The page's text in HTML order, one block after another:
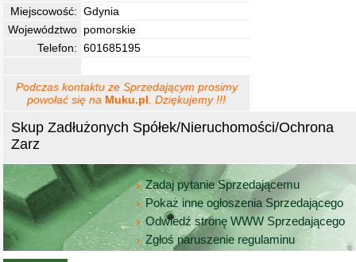
Skup Zadłużonych Spółek/Nieruchomości/Ochrona
Zarz
Zadaj pytanie Sprzedającemu
Pokaż inne ogłoszenia Sprzedającego
Odwiedź stronę WWW Sprzedającego
Zgłoś naruszenie regulaminu
Miejscowość: Gdynia
Województwo pomorskie
Telefon: 601685195
Podczas kontaktu ze Sprzedającym prosimy
powołać się na Muku.pl . Dziękujemy !!!